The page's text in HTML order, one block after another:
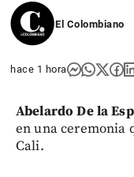
El Colombiano
hace 1 hora
Abelardo De la
en una ceremonia
Cali.